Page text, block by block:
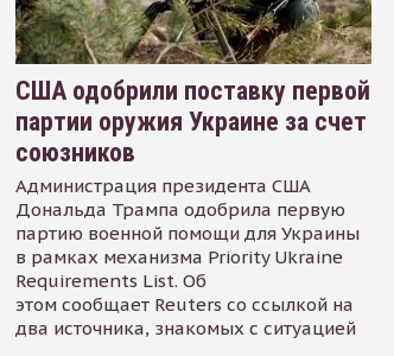
США одобрили поставку первой
партии оружия Украине за счет
союзников
Администрация президента США
Дональда Трампа одобрила первую
партию военной помощи для Украины
в рамках механизма Priority Ukraine
Requirements List. Об
этом сообщает Reuters со ссылкой на
два источника, знакомых с ситуацией